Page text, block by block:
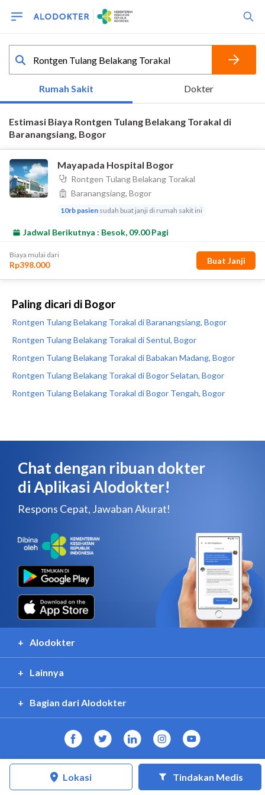
Paling dicari di Bogor
Rontgen Tulang Belakang Torakal di Baranangsiang, Bogor
Rontgen Tulang Belakang Torakal di Sentul, Bogor
Rontgen Tulang Belakang Torakal di Babakan Madang, Bogor
Rontgen Tulang Belakang Torakal di Bogor Selatan, Bogor
Rontgen Tulang Belakang Torakal di Bogor Tengah, Bogor